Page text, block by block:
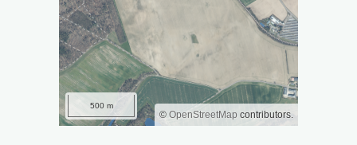
© OpenStreetMap contributors.
500 m